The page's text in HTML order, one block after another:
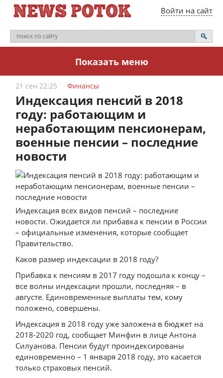
Войти на сайт
Показать меню
21 сен 22:25 Финансы
Индексация пенсий в 2018
году: работающим и
неработающим пенсионерам,
военные пенсии – последние
новости
Индексация всех видов пенсий – последние
новости. Ожидается ли прибавка к пенсии в России
– официальные изменения, которые сообщает
Правительство.
Каков размер индексации в 2018 году?
Прибавка к пенсиям в 2017 году подошла к концу –
все волны индексации прошли, последняя – в
августе. Единовременные выплаты тем, кому
положено, совершены.
Индексация в 2018 году уже заложена в бюджет на
2018-2020 год, сообщает Минфин в лице Антона
Силуанова. Пенсии будут проиндексированы
единовременно – 1 января 2018 году, это касается
только страховых пенсий.